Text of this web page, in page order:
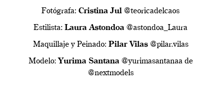
Fotógrafa: Cristina Jul @teoricadelcaos
Estilista: Laura Astondoa @astondoa_Laura
Maquillaje y Peinado: Pilar Vilas@pilar.vilas
Modelo: Yurima Santana@yurimasantanaa de
@nextmodels